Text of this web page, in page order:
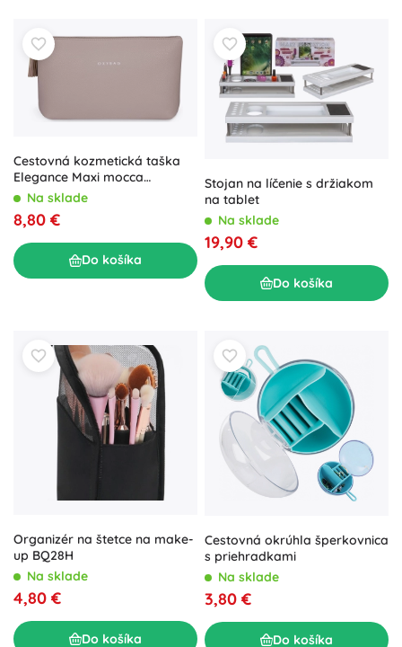
Cestovná kozmetická taška
Elegance Maxi mocca
(koženka), 30 × 19 × 8 cm
Na sklade
8,80 €
Do košíka
Stojan na líčenie s držiakom
na tablet
Na sklade
19,90 €
Do košíka
Organizér na štetce na make-
up BQ28H
Na sklade
4,80 €
Do košíka
Cestovná okrúhla šperkovnica
s priehradkami
Na sklade
3,80 €
Do košíka